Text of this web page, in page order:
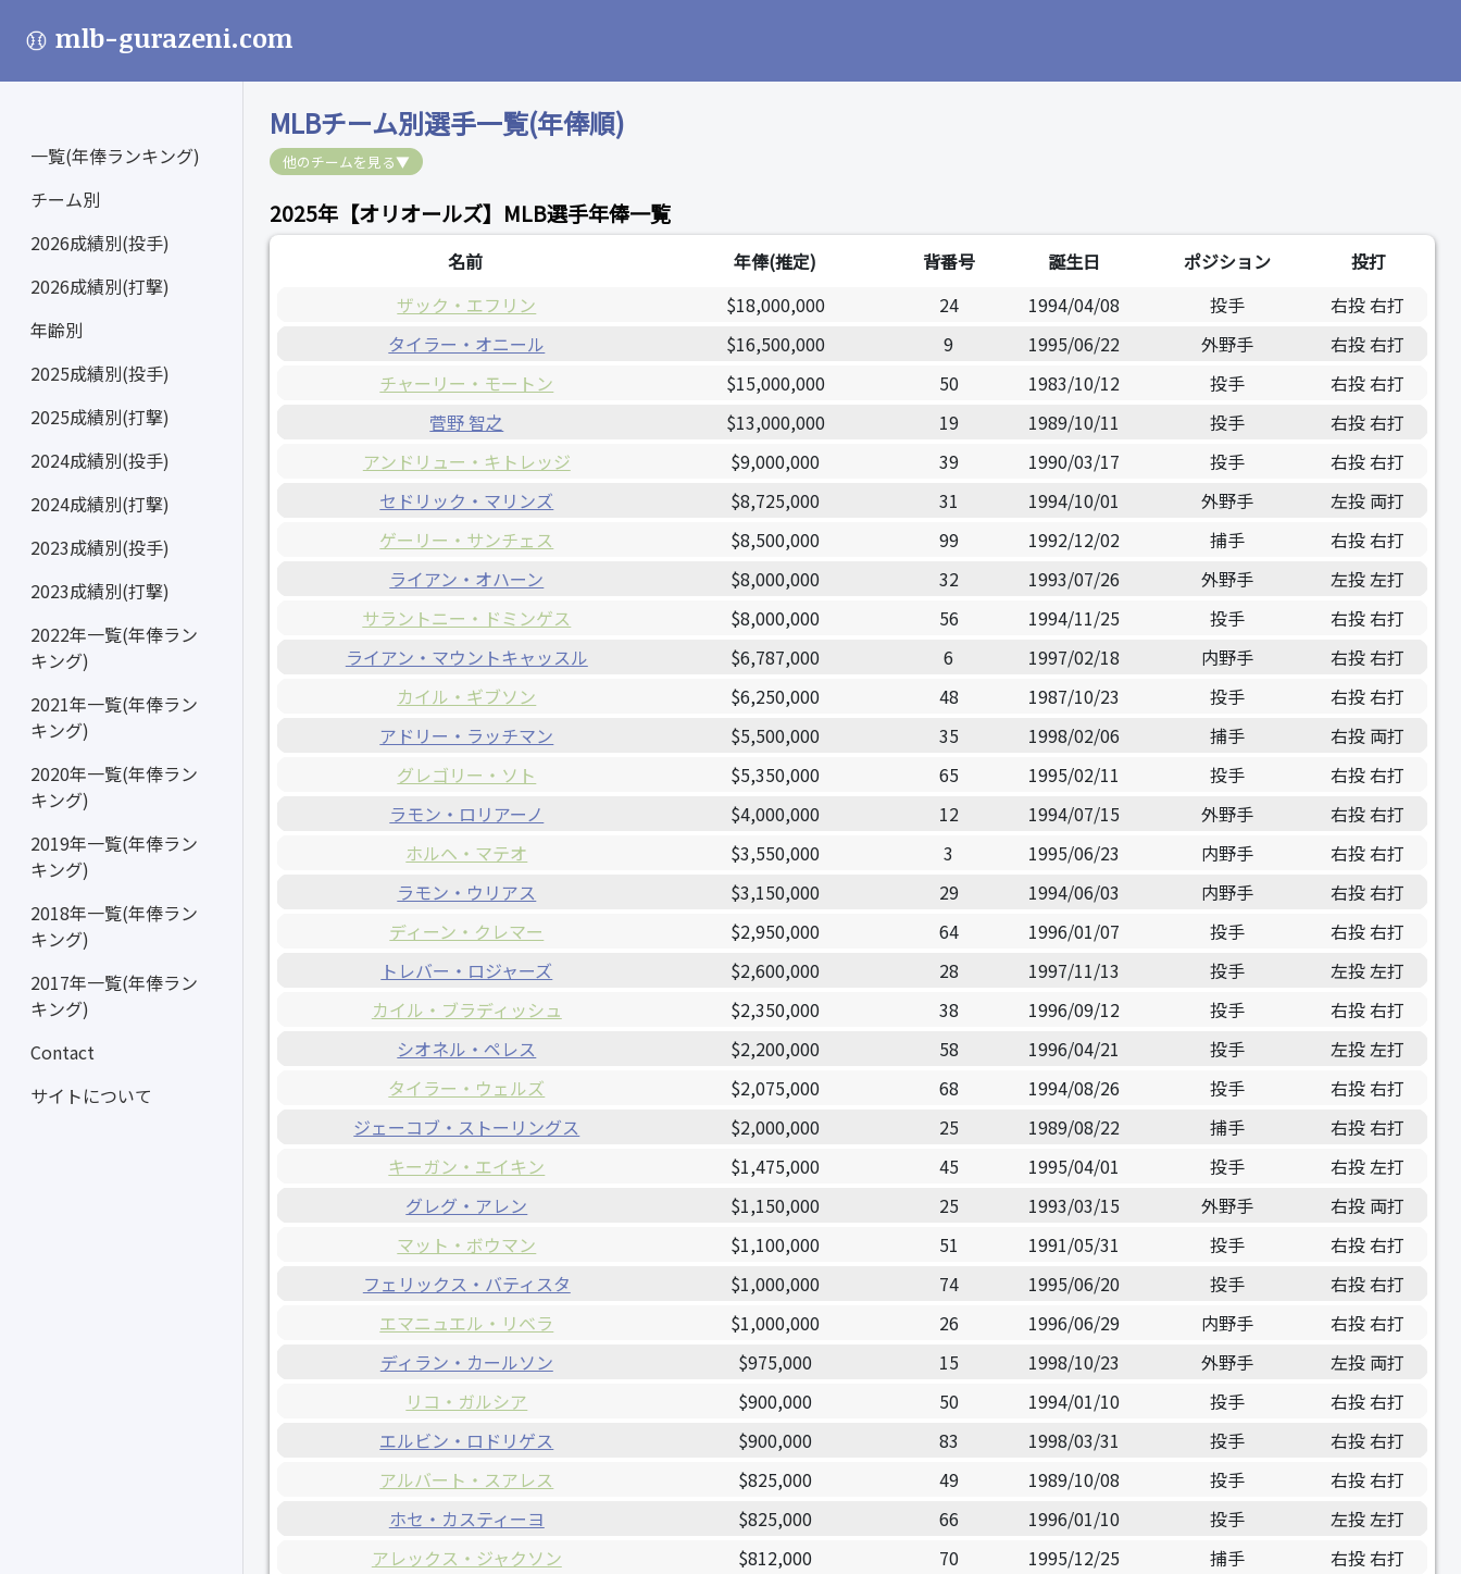
mlb-gurazeni.com
一覧(年俸ランキング)
チーム別
2026成績別(投手)
2026成績別(打撃)
年齢別
2025成績別(投手)
2025成績別(打撃)
2024成績別(投手)
2024成績別(打撃)
2023成績別(投手)
2023成績別(打撃)
2022年一覧(年俸ラン
キング)
2021年一覧(年俸ラン
キング)
2020年一覧(年俸ラン
キング)
2019年一覧(年俸ラン
キング)
2018年一覧(年俸ラン
キング)
2017年一覧(年俸ラン
キング)
Contact
サイトについて
MLBチーム別選手一覧(年俸順)
他のチームを見る▼
2025年【オリオールズ】MLB選手年俸一覧
名前 年俸(推定) 背番号 誕生日 ポジション
投打
ザック・エフリン
$18,000,000 24 1994/04/08 投手
右投 右打
タイラー・オニール
$16,500,000 9 1995/06/22 外野手
右投 右打
チャーリー・モートン
$15,000,000 50 1983/10/12 投手
右投 右打
菅野 智之
$13,000,000 19 1989/10/11 投手
右投 右打
アンドリュー・キトレッジ
$9,000,000 39 1990/03/17 投手
右投 右打
セドリック・マリンズ
$8,725,000 31 1994/10/01 外野手
左投 両打
ゲーリー・サンチェス
$8,500,000 99 1992/12/02 捕手
右投 右打
ライアン・オハーン
$8,000,000 32 1993/07/26 外野手
左投 左打
サラントニー・ドミンゲス
$8,000,000 56 1994/11/25 投手
右投 右打
ライアン・マウントキャッスル
$6,787,000 6 1997/02/18 内野手
右投 右打
カイル・ギブソン
$6,250,000 48 1987/10/23 投手
右投 右打
アドリー・ラッチマン
$5,500,000 35 1998/02/06 捕手
右投 両打
グレゴリー・ソト
$5,350,000 65 1995/02/11 投手
右投 右打
ラモン・ロリアーノ
$4,000,000 12 1994/07/15 外野手
右投 右打
ホルヘ・マテオ
$3,550,000 3 1995/06/23 内野手
右投 右打
ラモン・ウリアス
$3,150,000 29 1994/06/03 内野手
右投 右打
ディーン・クレマー
$2,950,000 64 1996/01/07 投手
右投 右打
トレバー・ロジャーズ
$2,600,000 28 1997/11/13 投手
左投 左打
カイル・ブラディッシュ
$2,350,000 38 1996/09/12 投手
右投 右打
シオネル・ペレス
$2,200,000 58 1996/04/21 投手
左投 左打
タイラー・ウェルズ
$2,075,000 68 1994/08/26 投手
右投 右打
ジェーコブ・ストーリングス
$2,000,000 25 1989/08/22 捕手
右投 右打
キーガン・エイキン
$1,475,000 45 1995/04/01 投手
右投 左打
グレグ・アレン
$1,150,000 25 1993/03/15 外野手
右投 両打
マット・ボウマン
$1,100,000 51 1991/05/31 投手
右投 右打
フェリックス・バティスタ
$1,000,000 74 1995/06/20 投手
右投 右打
エマニュエル・リベラ
$1,000,000 26 1996/06/29 内野手
右投 右打
ディラン・カールソン
$975,000 15 1998/10/23 外野手
左投 両打
リコ・ガルシア
$900,000 50 1994/01/10 投手
右投 右打
エルビン・ロドリゲス
$900,000 83 1998/03/31 投手
右投 右打
アルバート・スアレス
$825,000 49 1989/10/08 投手
右投 右打
ホセ・カスティーヨ
$825,000 66 1996/01/10 投手
左投 左打
アレックス・ジャクソン
$812,000 70 1995/12/25 捕手
右投 右打